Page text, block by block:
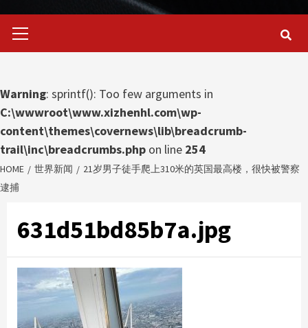
Menu
Warning: sprintf(): Too few arguments in
C:\wwwroot\www.xizhenhl.com\wp-
content\themes\covernews\lib\breadcrumb-
trail\inc\breadcrumbs.php on line 254
HOME 世界新闻
21岁男子徒手爬上310米的英国最高楼，很快被警察
逮捕
631d51bd85b7a.jpg